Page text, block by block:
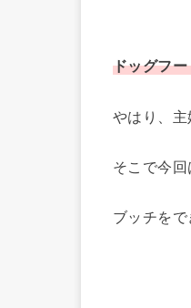
ドッグフ
やはり、
そこで今回
ブッチを